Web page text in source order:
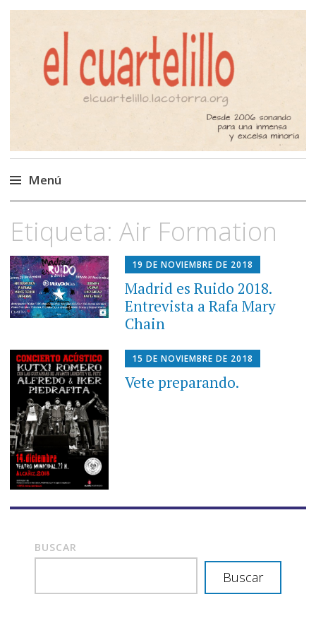
El Cuartelillo
Programa de radio de música
independiente. Podcast
Menú
al
contenido
Etiqueta: Air Formation
19 DE NOVIEMBRE DE 2018
Madrid es Ruido 2018.
Entrevista a Rafa Mary
Chain
15 DE NOVIEMBRE DE 2018
Vete preparando.
BUSCAR
Buscar